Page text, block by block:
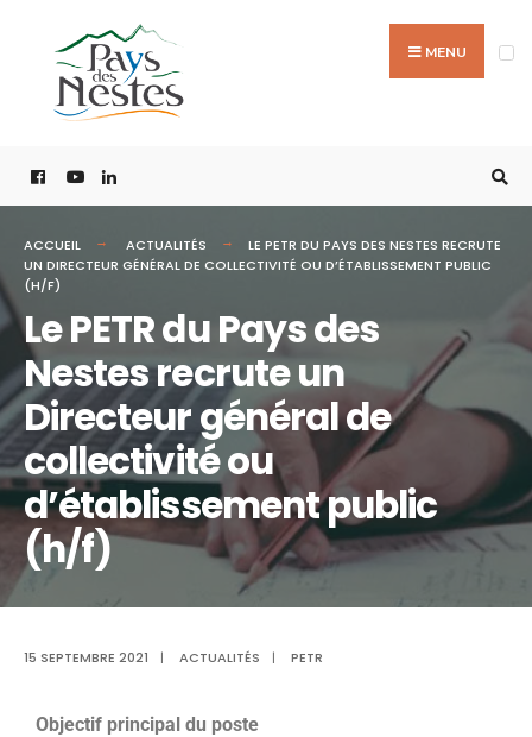
MENU
ACCUEIL ACTUALITÉS
LE PETR DU PAYS DES NESTES RECRUTE
UN DIRECTEUR GÉNÉRAL DE COLLECTIVITÉ OU D’ÉTABLISSEMENT PUBLIC
(H/F)
Le PETR du Pays des
Nestes recrute un
Directeur général de
collectivité ou
d’établissement public
(h/f)
15 SEPTEMBRE 2021 | ACTUALITÉS | PETR
Objectif principal du poste